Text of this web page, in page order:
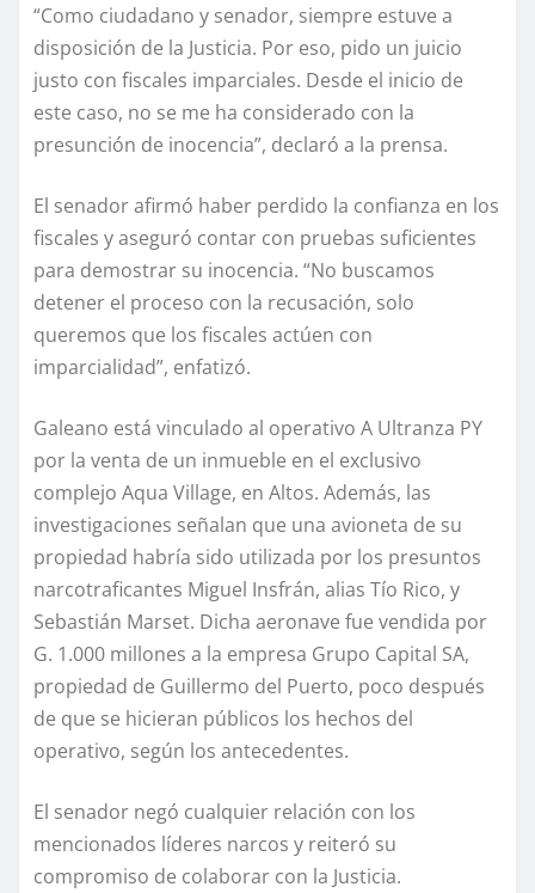
“Como ciudadano y senador, siempre estuve a
disposición de la Justicia. Por eso, pido un juicio
justo con fiscales imparciales. Desde el inicio de
este caso, no se me ha considerado con la
presunción de inocencia”, declaró a la prensa.
El senador afirmó haber perdido la confianza en los
fiscales y aseguró contar con pruebas suficientes
para demostrar su inocencia. “No buscamos
detener el proceso con la recusación, solo
queremos que los fiscales actúen con
imparcialidad”, enfatizó.
Galeano está vinculado al operativo A Ultranza PY
por la venta de un inmueble en el exclusivo
complejo Aqua Village, en Altos. Además, las
investigaciones señalan que una avioneta de su
propiedad habría sido utilizada por los presuntos
narcotraficantes Miguel Insfrán, alias Tío Rico, y
Sebastián Marset. Dicha aeronave fue vendida por
G. 1.000 millones a la empresa Grupo Capital SA,
propiedad de Guillermo del Puerto, poco después
de que se hicieran públicos los hechos del
operativo, según los antecedentes.
El senador negó cualquier relación con los
mencionados líderes narcos y reiteró su
compromiso de colaborar con la Justicia.